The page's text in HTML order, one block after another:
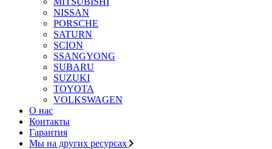
NISSAN
PORSCHE
SATURN
SCION
SSANGYONG
SUBARU
SUZUKI
TOYOTA
VOLKSWAGEN
О нас
Контакты
Гарантия
Мы на других ресурсах